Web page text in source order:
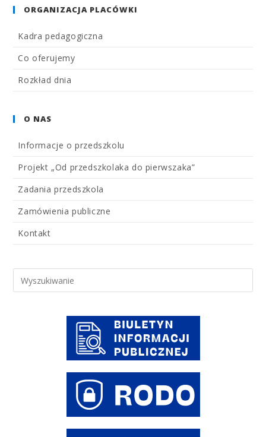
ORGANIZACJA PLACÓWKI
Kadra pedagogiczna
Co oferujemy
Rozkład dnia
O NAS
Informacje o przedszkolu
Projekt „Od przedszkolaka do pierwszaka”
Zadania przedszkola
Zamówienia publiczne
Kontakt